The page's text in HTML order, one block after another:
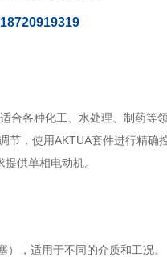
18720919319
种化工、水处理、制药等
，使用AKTUA套件进行精
供单相电动机。
，适用于不同的介质和工况。